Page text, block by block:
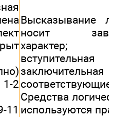
2
Высказывание
носит
характер;
Средства
используются